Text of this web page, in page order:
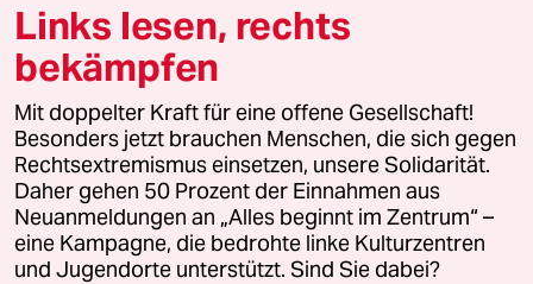
Downloads für Abonnierende
© 2026 taz Verlags und Vertriebs GmbH
Alle Rechte vorbehalten. Bei rechtlichen Fragen oder für Genehmigungen
wenden Sie sich bitte anlizenzen@taz.de
Feedback Redaktionsstatut Kommune-Richtlinien
Links lesen, rechts
bekämpfen
Mit doppelter Kraft für eine offene Gesellschaft!
Besonders jetzt brauchen Menschen, die sich gegen
Rechtsextremismus einsetzen, unsere Solidarität.
Daher gehen 50 Prozent der Einnahmen aus
Neuanmeldungen an „Alles beginnt im Zentrum“ –
eine Kampagne, die bedrohte linke Kulturzentren
und Jugendorte unterstützt. Sind Sie dabei?